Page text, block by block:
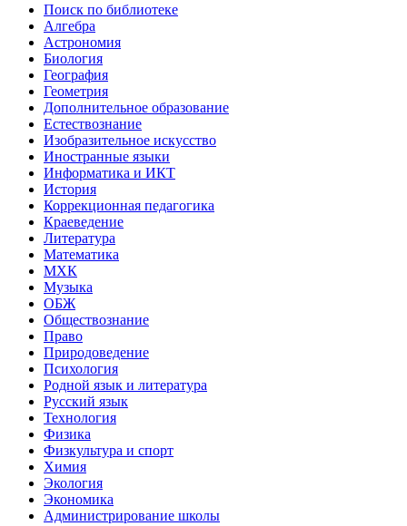
Поиск по библиотеке
Алгебра
Астрономия
Биология
География
Геометрия
Дополнительное образование
Естествознание
Изобразительное искусство
Иностранные языки
Информатика и ИКТ
История
Коррекционная педагогика
Краеведение
Литература
Математика
МХК
Музыка
ОБЖ
Обществознание
Право
Природоведение
Психология
Родной язык и литература
Русский язык
Технология
Физика
Физкультура и спорт
Химия
Экология
Экономика
Администрирование школы